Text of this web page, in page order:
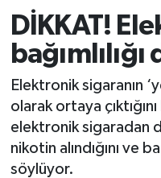
DİKKAT!
Elektronik sigaranın
olarak ortaya
elektronik sigaradan
nikotin alındığını ve
söylüyor.
Eğitim
Ekonomi
Genel
Gündem
Tüm Manşetler
Son Dakika
Haber Arşivi